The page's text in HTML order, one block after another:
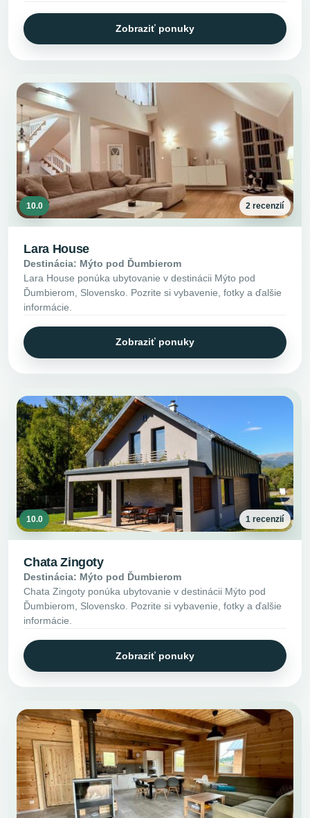
Zobraziť ponuky
10.0 2 recenzií
Lara House
Destinácia: Mýto pod Ďumbierom
Lara House ponúka ubytovanie v destinácii Mýto pod
Ďumbierom, Slovensko. Pozrite si vybavenie, fotky a ďalšie
informácie.
Zobraziť ponuky
10.0 1 recenzií
Chata Zingoty
Destinácia: Mýto pod Ďumbierom
Chata Zingoty ponúka ubytovanie v destinácii Mýto pod
Ďumbierom, Slovensko. Pozrite si vybavenie, fotky a ďalšie
informácie.
Zobraziť ponuky